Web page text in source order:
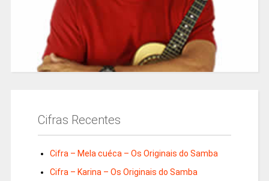
Cifras Recentes
Cifra – Mela cuéca – Os Originais do Samba
Cifra – Karina – Os Originais do Samba